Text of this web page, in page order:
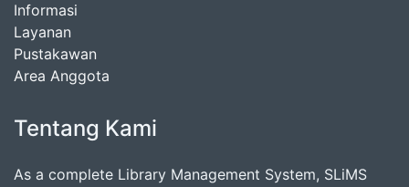
Informasi
Layanan
Pustakawan
Area Anggota
Tentang Kami
As a complete Library Management System, SLiMS